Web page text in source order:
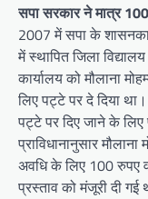
सपा सरकार ने मात्र
2007 में सपा के
में स्थापित जिला
कार्यालय को मौलाना
लिए पट्टे पर दे दिया
पट्टे पर दिए जाने के
प्राविधानानुसार
अवधि के लिए 100 रुपए
प्रस्ताव को मंजूरी दी गई